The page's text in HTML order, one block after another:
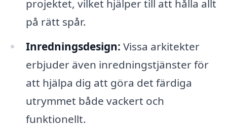
projektet, vilket hjälper till att hålla allt
på rätt spår.
Inredningsdesign: Vissa arkitekter
erbjuder även inredningstjänster för
att hjälpa dig att göra det färdiga
utrymmet både vackert och
funktionellt.